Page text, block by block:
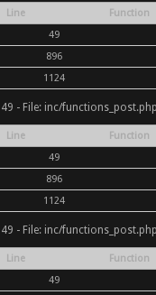
Line
Function
49
896
1124
- File: inc/
Line
Function
49
896
1124
- File: inc/
Line
Function
49